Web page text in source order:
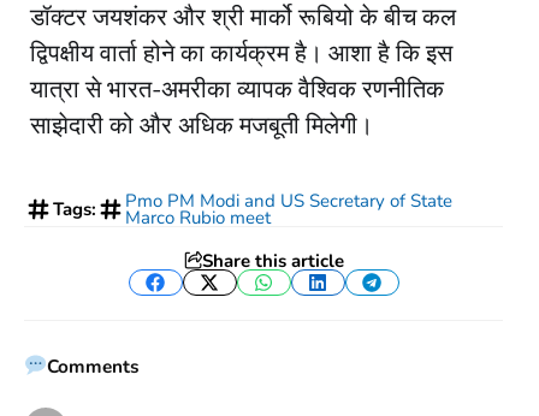
डॉक्‍टर जयशंकर और श्री मार्को रूबियो के बीच कल
द्विपक्षीय वार्ता होने का कार्यक्रम है। आशा है कि इस
यात्रा से भारत-अमरीका व्यापक वैश्विक रणनीतिक
साझेदारी को और अधिक मजबूती मिलेगी।
Tags: Pmo PM Modi and US Secretary of State
Marco Rubio meet
Share this article
Facebook
TwitterWhatsApp
LinkedInTelegram
Comments